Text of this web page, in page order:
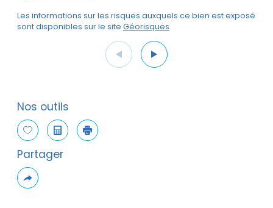
Les informations sur les risques auxquels ce bien est exposé
sont disponibles sur le site Géorisques
Nos outils
Sélectionner
Calculatrice
Imprimer
Partager
Plus
de